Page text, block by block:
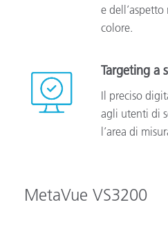
e
colore.
Targeting a
Il preciso
agli utenti di
l’area di
MetaVue VS3200